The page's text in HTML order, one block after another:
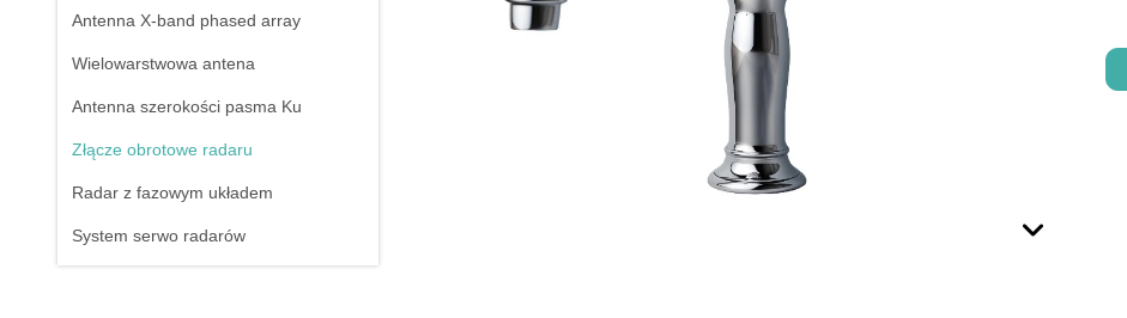
Antenna X-band phased array
Wielowarstwowa antena
Antenna szerokości pasma Ku
Złącze obrotowe radaru
Radar z fazowym układem
System serwo radarów